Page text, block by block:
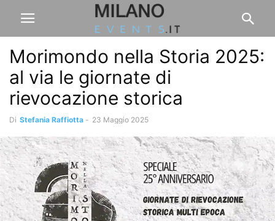
Morimondo nella Storia 2025:
al via le giornate di
rievocazione storica
Di Stefania Raffiotta - 23 Maggio 2025